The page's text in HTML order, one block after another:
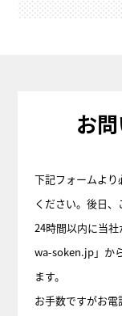
お
下記フォームよ
ください。後日、
24時間以内に当
wa-soken.jp」か
ます。
お手数ですがお